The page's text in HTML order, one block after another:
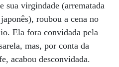
sua virgindade (arrematada
roubou a cena no
Ela fora convidada pela
mas, por conta da
acabou desconvidada.